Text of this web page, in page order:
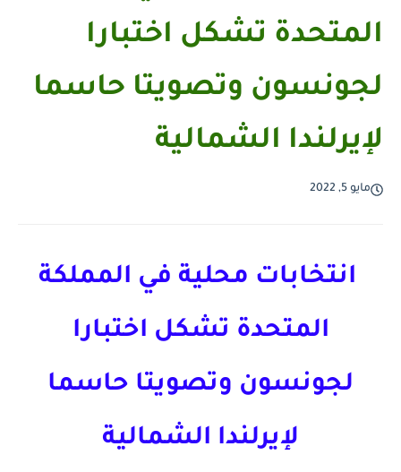
المتحدة تشكل اختبارا
لجونسون وتصويتا حاسما
لإيرلندا الشمالية
مايو 5, 2022
انتخابات محلية في المملكة
المتحدة تشكل اختبارا
لجونسون وتصويتا حاسما
لإيرلندا الشمالية